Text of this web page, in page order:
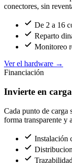
conectores, sin
De 2 a 16
Reparto
Monitoreo
Ver el hardware →
Financiación
Invierte en
Cada punto de carga
forma transparente y
Instalación